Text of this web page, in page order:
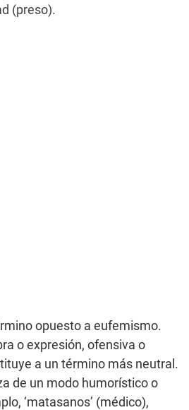
(preso).
opuesto a eufemismo.
o expresión, ofensiva o
a un término más neutral.
de un modo humorístico o
‘matasanos’ (médico),